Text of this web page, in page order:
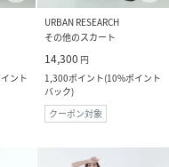
ント
URBAN RESEARCH
その他のスカート
14,300 円
1,300ポイント(10%ポイント
バック)
クーポン対象